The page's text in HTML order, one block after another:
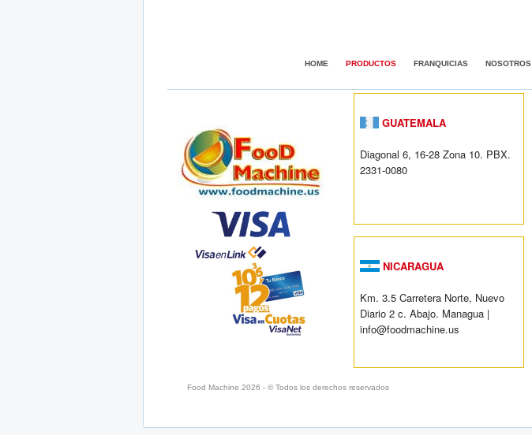
HOME PRODUCTOS FRANQUICIAS NOSOTROS
GUATEMALA
Diagonal 6, 16-28 Zona 10. PBX.
2331-0080
NICARAGUA
Km. 3.5 Carretera Norte, Nuevo
Diario 2 c. Abajo. Managua |
info@foodmachine.us
Food Machine 2026 - © Todos los derechos reservados